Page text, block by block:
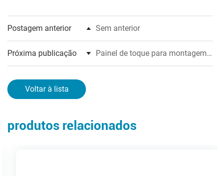
Postagem anterior Sem anterior
Próxima publicação
Painel de toque para montagem
em painel PC 10,1-23,8
Voltar à lista
produtos relacionados